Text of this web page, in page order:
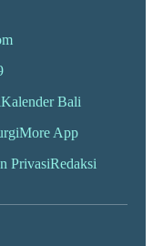
Kalender Bali
More App
PrivasiRedaksi